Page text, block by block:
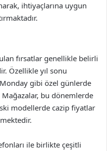
ihtiyaçlarına uygun
fırsatlar genellikle belirli
Özellikle yıl sonu
gibi özel günlerde
bu dönemlerde
modellerde cazip fiyatlar
ile birlikte çeşitli